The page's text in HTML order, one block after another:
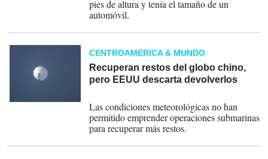
pies de altura y tenía el tamaño de un
automóvil.
CENTROAMÉRICA & MUNDO
Recuperan restos del globo chino,
pero EEUU descarta devolverlos
Las condiciones meteorológicas no han
permitido emprender operaciones submarinas
para recuperar más restos.